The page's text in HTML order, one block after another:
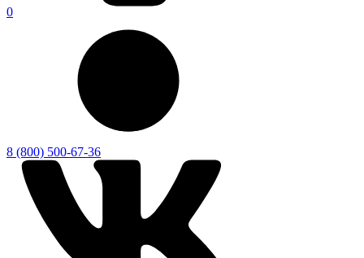
0
8 (800) 500-67-36